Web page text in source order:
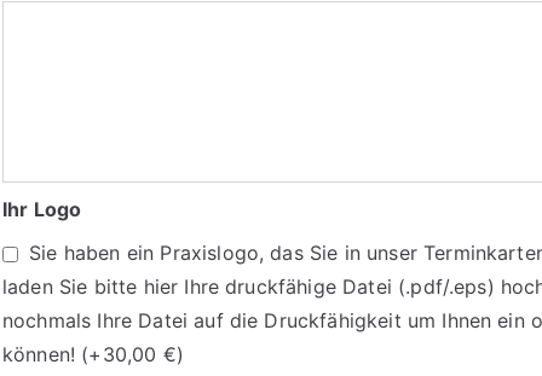
Praxisdaten
ein
Ihr Logo
Sie haben ein Praxislogo, das Sie in unser
laden Sie bitte hier Ihre druckfähige Datei (.pdf/.eps)
nochmals Ihre Datei auf die Druckfähigkeit um Ihnen ein
können! (+ 30,00 €)